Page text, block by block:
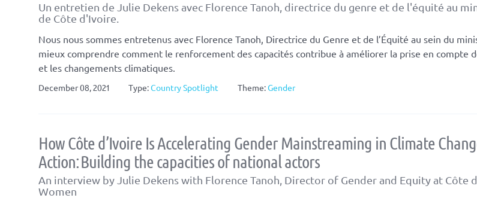
Un entretien de Julie Dekens avec Florence Tanoh, directrice du genre et de l'équité au
de Côte d'Ivoire.
Nous nous sommes entretenus avec Florence Tanoh, Directrice du Genre et de l’Équité au sein du
mieux comprendre comment le renforcement des capacités contribue à améliorer la prise en compte
et les changements climatiques.
December 08, 2021 Type:Country Spotlight Theme:Gender
How Côte d’Ivoire Is Accelerating Gender Mainstreaming in Climate
Action: Building the capacities of national actors
An interview by Julie Dekens with Florence Tanoh, Director of Gender and Equity at Côte
Women